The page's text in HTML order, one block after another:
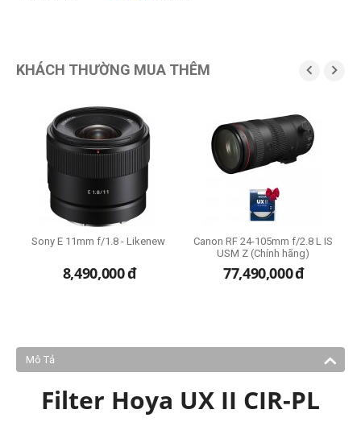
KHÁCH THƯỜNG MUA THÊM  
Sony E 11mm f/1.8 - Likenew
8,490,000đ
Canon RF 24-105mm f/2.8 L IS
USM Z (Chính hãng)
77,490,000đ
Mô Tả
Filter Hoya UX II CIR-PL